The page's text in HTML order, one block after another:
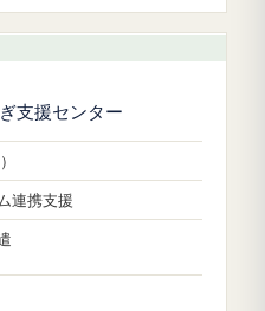
支援センター
連携支援